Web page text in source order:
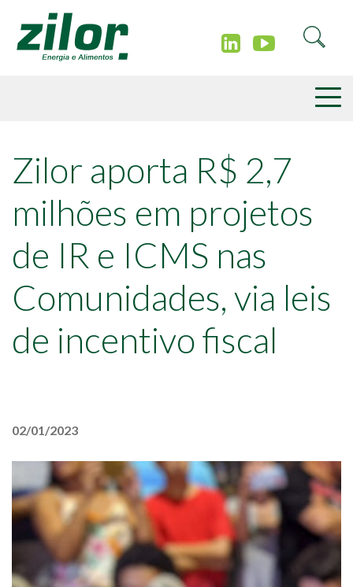
Zilor aporta R$ 2,7
milhões em projetos
de IR e ICMS nas
Comunidades, via leis
de incentivo fiscal
02/01/2023